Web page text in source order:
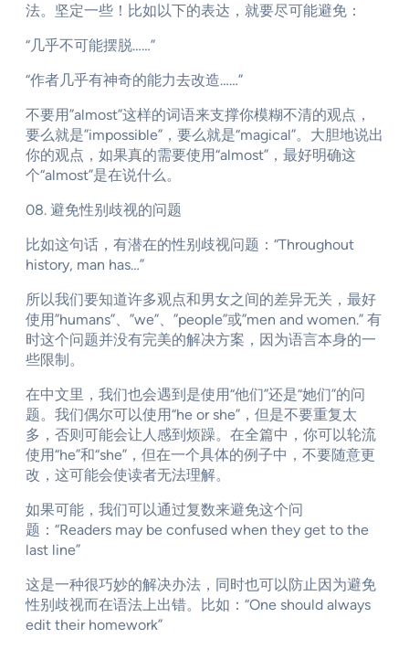
法。坚定一些！比如以下的表达，就要尽可能避免：
“几乎不可能摆脱……”
“作者几乎有神奇的能力去改造……”
不要用”almost”这样的词语来支撑你模糊不清的观点，
要么就是”impossible”，要么就是“magical”。大胆地说出
你的观点，如果真的需要使用“almost”，最好明确这
个“almost”是在说什么。
08. 避免性别歧视的问题
比如这句话，有潜在的性别歧视问题：“Throughout
history, man has…”
所以我们要知道许多观点和男女之间的差异无关，最好
使用”humans”、”we”、”people”或”men and women.” 有
时这个问题并没有完美的解决方案，因为语言本身的一
些限制。
在中文里，我们也会遇到是使用“他们”还是“她们”的问
题。我们偶尔可以使用“he or she”，但是不要重复太
多，否则可能会让人感到烦躁。在全篇中，你可以轮流
使用“he”和“she”，但在一个具体的例子中，不要随意更
改，这可能会使读者无法理解。
如果可能，我们可以通过复数来避免这个问
题：“Readers may be confused when they get to the
last line”
这是一种很巧妙的解决办法，同时也可以防止因为避免
性别歧视而在语法上出错。比如：“One should always
edit their homework”